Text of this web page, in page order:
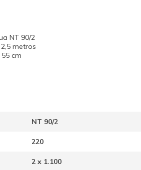
NT 90/2
metros
cm
NT 90/2
220
2 x 1.100